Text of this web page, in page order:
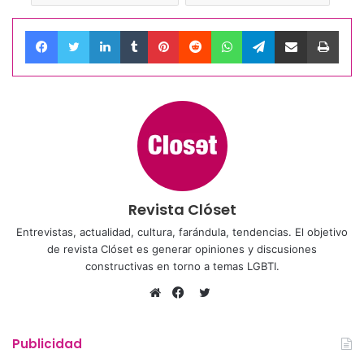
FacebookTwitterLinkedInTumblrPinterestRedditWhatsAppTelegramCompartir por correo electrónico
Revista Clóset
Entrevistas, actualidad, cultura, farándula, tendencias. El objetivo
de revista Clóset es generar opiniones y discusiones
constructivas en torno a temas LGBTI.
Publicidad